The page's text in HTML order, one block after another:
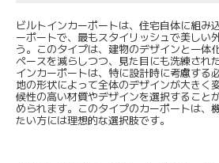
ビルトインカーポートは、住宅自体に組み
ーポートで、最もスタイリッシュで美しい
う。このタイプは、建物のデザインと一体
ペースを減らしつつ、見た目にも洗練され
インカーポートは、特に設計時に考慮する
地の形状によって全体のデザインが大きく
候性の高い材質やデザインを選択すること
められます。このタイプのカーポートは、
たい方には理想的な選択肢です。